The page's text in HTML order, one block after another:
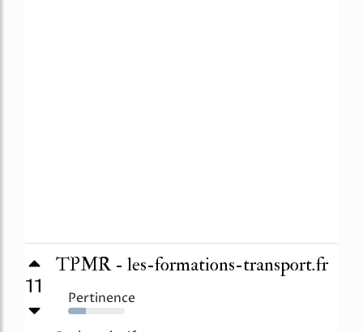
11
TPMR - les-formations-transport.fr
Pertinence
31%